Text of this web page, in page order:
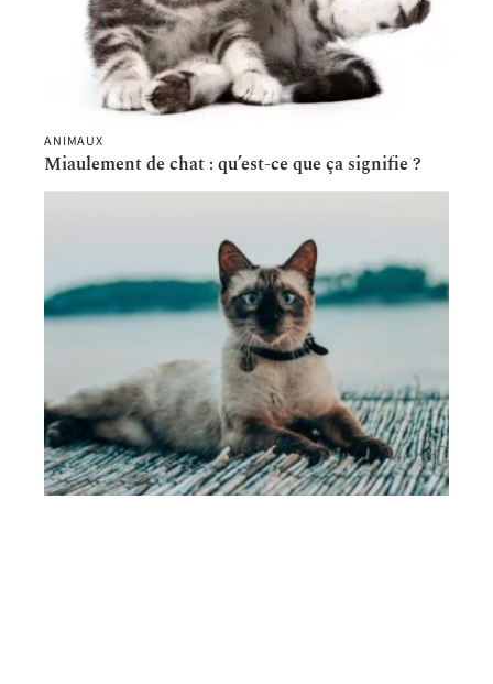
ANIMAUX
Miaulement de chat : qu’est-ce que ça signifie ?